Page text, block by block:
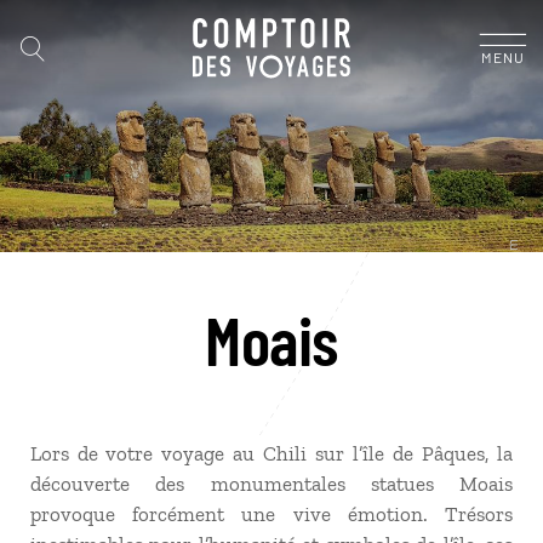
MENU
Moais
Lors de votre voyage au Chili sur l’île de Pâques, la
découverte des monumentales statues Moais
provoque forcément une vive émotion. Trésors